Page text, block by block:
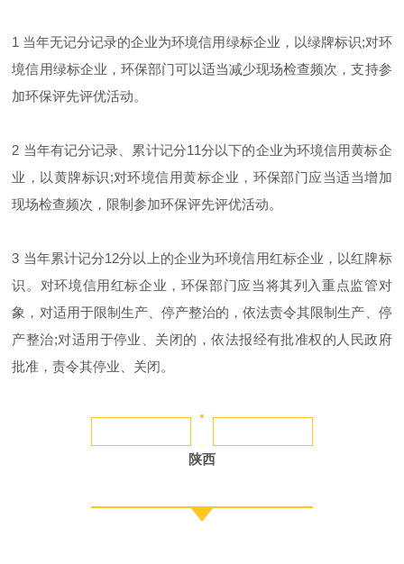
1 当年无记分记录的企业为环境信用绿标企业，以绿牌标识;对环
境信用绿标企业，环保部门可以适当减少现场检查频次，支持参
加环保评先评优活动。
2 当年有记分记录、累计记分11分以下的企业为环境信用黄标企
业，以黄牌标识;对环境信用黄标企业，环保部门应当适当增加
现场检查频次，限制参加环保评先评优活动。
3 当年累计记分12分以上的企业为环境信用红标企业，以红牌标
识。对环境信用红标企业，环保部门应当将其列入重点监管对
象，对适用于限制生产、停产整治的，依法责令其限制生产、停
产整治;对适用于停业、关闭的，依法报经有批准权的人民政府
批准，责令其停业、关闭。
陕西